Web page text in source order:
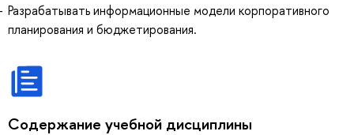
Разрабатывать информационные модели корпоративного
планирования и бюджетирования.
Содержание учебной дисциплины